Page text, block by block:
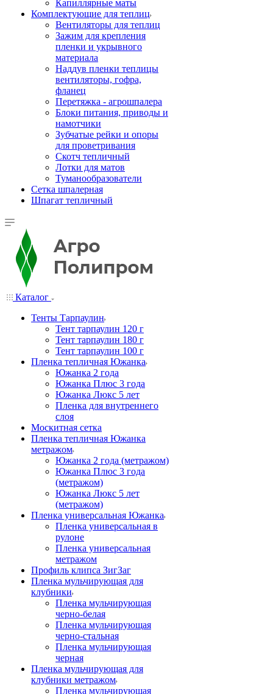
Капиллярные маты
Комплектующие для теплиц
Вентиляторы для теплиц
Зажим для крепления
пленки и укрывного
материала
Наддув пленки теплицы
вентиляторы, гофра,
фланец
Перетяжка - агрошпалера
Блоки питания, приводы и
намотчики
Зубчатые рейки и опоры
для проветривания
Скотч тепличный
Лотки для матов
Туманообразователи
Сетка шпалерная
Шпагат тепличный
Каталог
Тенты Тарпаулин
Тент тарпаулин 120 г
Тент тарпаулин 180 г
Тент тарпаулин 100 г
Пленка тепличная Южанка
Южанка 2 года
Южанка Плюс 3 года
Южанка Люкс 5 лет
Пленка для внутреннего
слоя
Москитная сетка
Пленка тепличная Южанка
метражом
Южанка 2 года (метражом)
Южанка Плюс 3 года
(метражом)
Южанка Люкс 5 лет
(метражом)
Пленка универсальная Южанка
Пленка универсальная в
рулоне
Пленка универсальная
метражом
Профиль клипса ЗигЗаг
Пленка мульчирующая для
клубники
Пленка мульчирующая
черно-белая
Пленка мульчирующая
черно-стальная
Пленка мульчирующая
черная
Пленка мульчирующая для
клубники метражом
Пленка мульчирующая